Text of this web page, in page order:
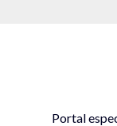
Portal